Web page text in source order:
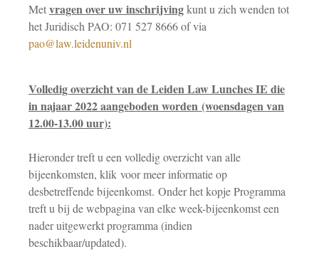
Metvragen over uw inschrijvingkunt u zich wenden tot
het Juridisch PAO: 071 527 8666 of via
pao@law.leidenuniv.nl
Volledig overzicht van de Leiden Law Lunches IE die
in najaar 2022 aangeboden worden (woensdagen van
12.00-13.00 uur):
Hieronder treft u een volledig overzicht van alle
bijeenkomsten, klik voor meer informatie op
desbetreffende bijeenkomst. Onder het kopje Programma
treft u bij de webpagina van elke week-bijeenkomst een
nader uitgewerkt programma (indien
beschikbaar/updated).